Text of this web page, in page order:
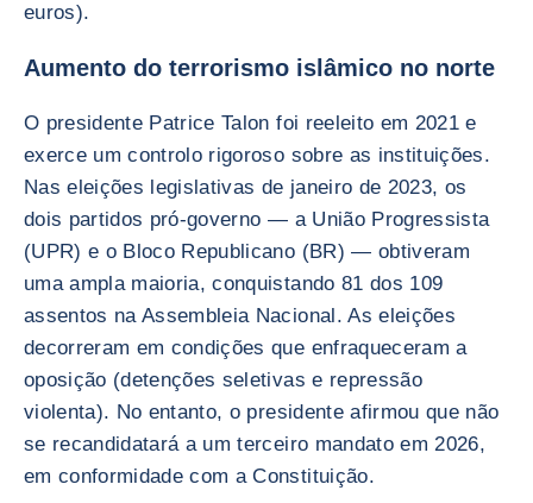
euros).
Aumento do terrorismo islâmico no norte
O presidente Patrice Talon foi reeleito em 2021 e
exerce um controlo rigoroso sobre as instituições.
Nas eleições legislativas de janeiro de 2023, os
dois partidos pró-governo — a União Progressista
(UPR) e o Bloco Republicano (BR) — obtiveram
uma ampla maioria, conquistando 81 dos 109
assentos na Assembleia Nacional. As eleições
decorreram em condições que enfraqueceram a
oposição (detenções seletivas e repressão
violenta). No entanto, o presidente afirmou que não
se recandidatará a um terceiro mandato em 2026,
em conformidade com a Constituição.